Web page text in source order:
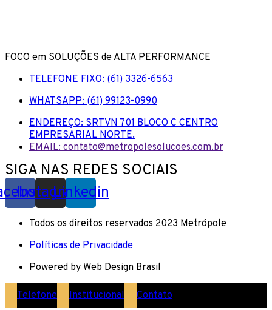
FOCO em SOLUÇÕES de ALTA PERFORMANCE
TELEFONE FIXO: (61) 3326-6563
WHATSAPP: (61) 99123-0990
ENDEREÇO: SRTVN 701 BLOCO C CENTRO
EMPRESARIAL NORTE.
EMAIL: contato@metropolesolucoes.com.br
SIGA NAS REDES SOCIAIS
Instagram
Linkedin
Todos os direitos reservados 2023 Metrópole
Políticas de Privacidade
Powered by Web Design Brasil
Telefone Institucional Contato